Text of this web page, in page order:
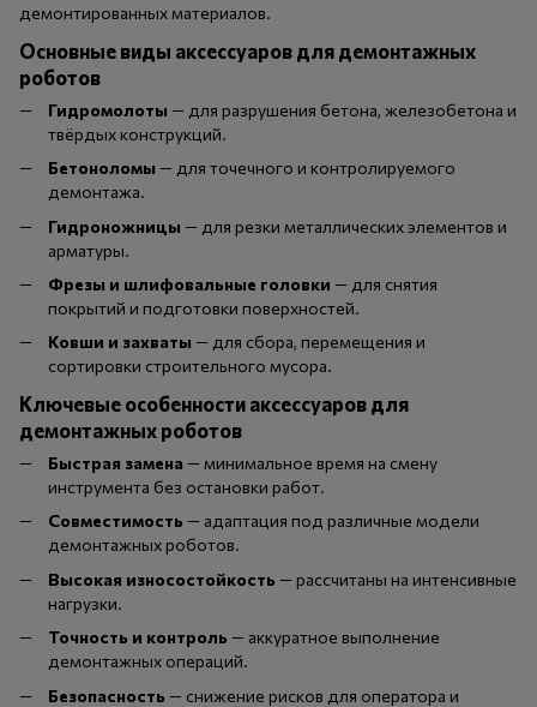
демонтированных материалов.
Основные виды аксессуаров для демонтажных
роботов
Гидромолоты — для разрушения бетона, железобетона и
твёрдых конструкций.
Бетоноломы — для точечного и контролируемого
демонтажа.
Гидроножницы — для резки металлических элементов и
арматуры.
Фрезы и шлифовальные головки — для снятия
покрытий и подготовки поверхностей.
Ковши и захваты — для сбора, перемещения и
сортировки строительного мусора.
Ключевые особенности аксессуаров для
демонтажных роботов
Быстрая замена — минимальное время на смену
инструмента без остановки работ.
Совместимость — адаптация под различные модели
демонтажных роботов.
Высокая износостойкость — рассчитаны на интенсивные
нагрузки.
Точность и контроль — аккуратное выполнение
демонтажных операций.
Безопасность — снижение рисков для оператора и